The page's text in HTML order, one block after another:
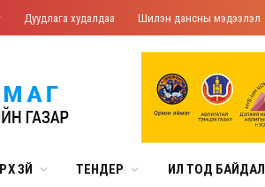
Дуудлага худалдаа Шилэн дансны мэдээлэл
ЗҮЙ ТЕНДЕР ИЛ ТОД БАЙДАЛ